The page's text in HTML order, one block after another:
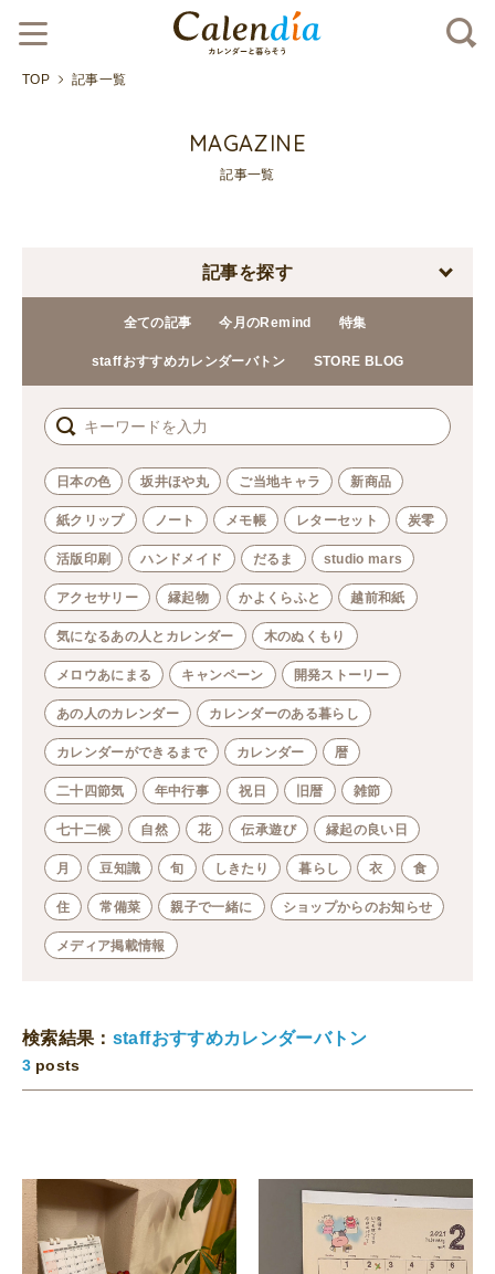
TOP 記事一覧
MAGAZINE
記事一覧
記事を探す
全ての記事 今月のRemind 特集
staffおすすめカレンダーバトン STORE BLOG
日本の色 坂井ほや丸 ご当地キャラ 新商品
紙クリップ ノート メモ帳 レターセット 炭零
活版印刷 ハンドメイド だるま studio mars
アクセサリー 縁起物 かよくらふと 越前和紙
気になるあの人とカレンダー 木のぬくもり
メロウあにまる キャンペーン 開発ストーリー
あの人のカレンダー カレンダーのある暮らし
カレンダーができるまで カレンダー 暦
二十四節気 年中行事 祝日 旧暦 雑節
七十二候 自然 花 伝承遊び 縁起の良い日
月 豆知識 旬 しきたり 暮らし 衣 食
住 常備菜 親子で一緒に ショップからのお知らせ
メディア掲載情報
検索結果： staffおすすめカレンダーバトン
3 posts